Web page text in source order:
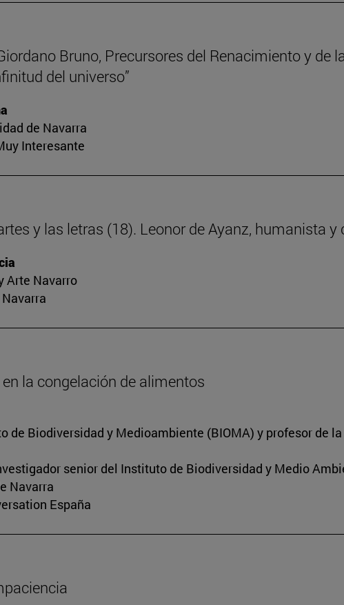
Bruno, Precursores del Renacimiento y de
del universo”
de Navarra
Interesante
y las letras (18). Leonor de Ayanz, humanista
Arte Navarro
la congelación de alimentos
de Biodiversidad y Medioambiente (BIOMA) y profesor de
senior del Instituto de Biodiversidad y Medio
Navarra
España